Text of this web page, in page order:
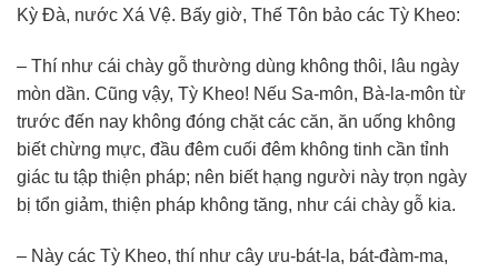
Kỳ Đà, nước Xá Vệ. Bấy giờ, Thế Tôn bảo các Tỳ Kheo:
– Thí như cái chày gỗ thường dùng không thôi, lâu ngày
mòn dần. Cũng vậy, Tỳ Kheo! Nếu Sa-môn, Bà-la-môn từ
trước đến nay không đóng chặt các căn, ăn uống không
biết chừng mực, đầu đêm cuối đêm không tinh cần tỉnh
giác tu tập thiện pháp; nên biết hạng người này trọn ngày
bị tổn giảm, thiện pháp không tăng, như cái chày gỗ kia.
– Này các Tỳ Kheo, thí như cây ưu-bát-la, bát-đàm-ma,